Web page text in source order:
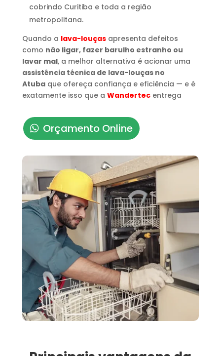
cobrindo Curitiba e toda a região
metropolitana.
Quando a lava-louçasapresenta defeitos
como não ligar, fazer barulho estranho ou
lavar mal, a melhor alternativa é acionar uma
assistência técnica de lava-louças no
Atubaque ofereça confiança e eficiência — e é
exatamente isso que a Wandertec entrega
Orçamento Online